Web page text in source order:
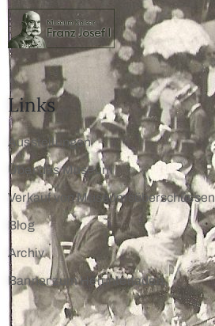
Links
Ausstellungen
Über das Museum
Verkauf von Museumsüberschüssen
Blog
Archiv
Banner zum Herunterladen